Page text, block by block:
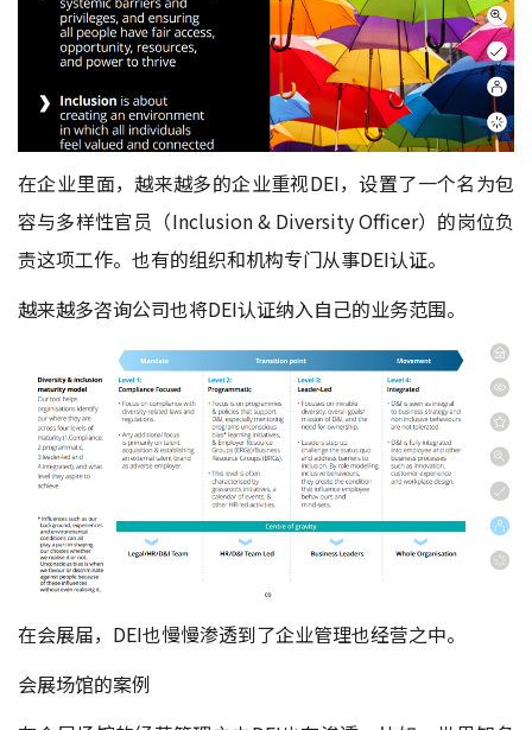
在企业里面，越来越多的企业重视DEI，设置了一个名为包
容与多样性官员（Inclusion & Diversity Officer）的岗位负
责这项工作。也有的组织和机构专门从事DEI认证。
越来越多咨询公司也将DEI认证纳入自己的业务范围。
在会展届，DEI也慢慢渗透到了企业管理也经营之中。
会展场馆的案例